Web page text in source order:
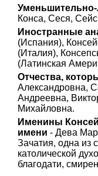
Конса, Сеся,
Иностранные
(Испания),
(Италия),
(Латинская
Отчества,
Александровна,
Андреевна,
Михайловна.
Именины
имени - Дева
Зачатия, одна из
католической
благодати,